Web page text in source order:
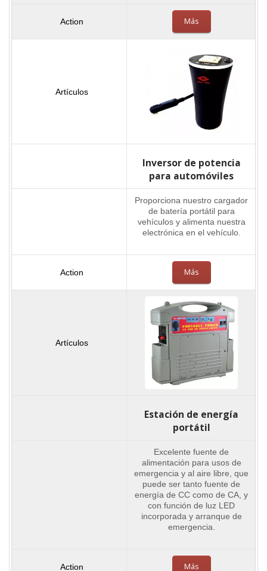
Más
Inversor de potencia
para automóviles
Proporciona nuestro cargador
de batería portátil para
vehículos y alimenta nuestra
electrónica en el vehículo.
Más
Estación de energía
portátil
Excelente fuente de
alimentación para usos de
emergencia y al aire libre, que
puede ser tanto fuente de
energía de CC como de CA, y
con función de luz LED
incorporada y arranque de
emergencia.
Más